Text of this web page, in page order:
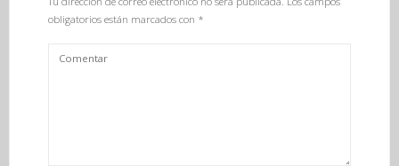
obligatorios están marcados con *